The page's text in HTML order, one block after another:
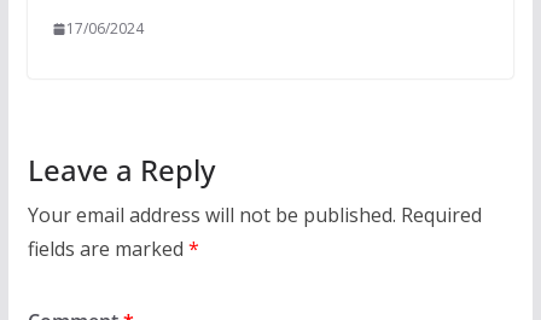
17/06/2024
Leave a Reply
Your email address will not be published. Required
fields are marked *